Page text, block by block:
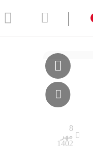
|
8
مهر
1402